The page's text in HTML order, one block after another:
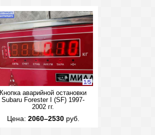
1/5
Кнопка аварийной остановки
Subaru Forester I (SF) 1997-
2002 гг.
Цена: 2060–2530руб.